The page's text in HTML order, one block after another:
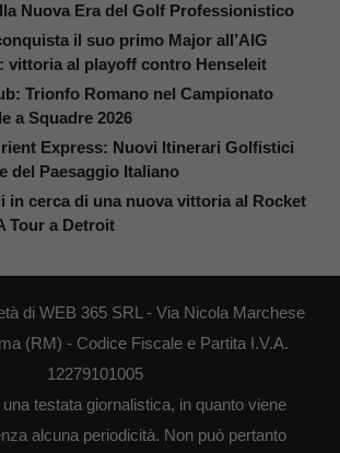
Nuova Era del Golf Professionistico
il suo primo Major all’AIG
vittoria al playoff contro Henseleit
Trionfo Romano nel Campionato
a Squadre 2026
Express: Nuovi Itinerari Golfistici
del Paesaggio Italiano
in cerca di una nuova vittoria al Rocket
Tour a Detroit
di WEB 365 SRL - Via Nicola Marchese
(RM) - Codice Fiscale e Partita I.V.A.
12279101005
testata giornalistica, in quanto viene
alcuna periodicità. Non può pertanto